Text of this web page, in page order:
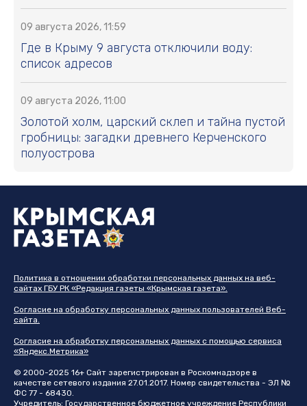
09 августа 2026, 11:59
Где в Крыму 9 августа отключили воду:
список адресов
09 августа 2026, 11:00
Золотой холм, царский склеп и тайна пустой
гробницы: загадки древнего Керченского
полуострова
Политика в отношении обработки персональных данных на веб-
сайтах ГБУ РК «Редакция газеты «Крымская газета».
Согласие на обработку персональных данных пользователей Веб-
сайта.
Согласие на обработку персональных данных с помощью сервиса
«Яндекс.Метрика»
© 2000-2025 16+ Сайт зарегистрирован в Роскомнадзоре в
качестве сетевого издания 27.01.2017. Номер свидетельства - ЭЛ №
ФС 77 - 68430.
Учредитель: Государственное бюджетное учреждение Республики